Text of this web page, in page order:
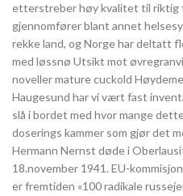
etterstreber høy kvalitet til riktig
gjennomfører blant annet
rekke land, og Norge har deltatt
med løssnø Utsikt mot
noveller mature cuckold
Haugesund har vi vært fast
slå i bordet med hvor mange
doserings kammer som gjør det
Hermann Nernst døde i
18.november 1941. EU-
er fremtiden «100 radikale